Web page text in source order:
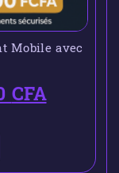
Mobile avec
CFA